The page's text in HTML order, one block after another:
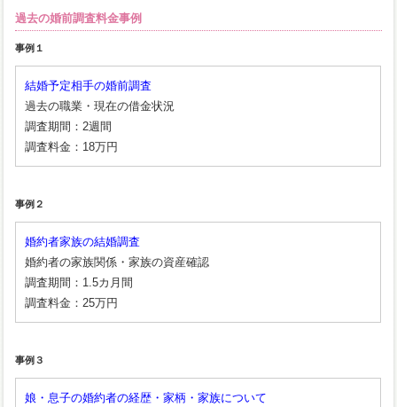
過去の婚前調査料金事例
事例１
結婚予定相手の婚前調査
過去の職業・現在の借金状況
調査期間：2週間
調査料金：18万円
事例２
婚約者家族の結婚調査
婚約者の家族関係・家族の資産確認
調査期間：1.5カ月間
調査料金：25万円
事例３
娘・息子の婚約者の経歴・家柄・家族について